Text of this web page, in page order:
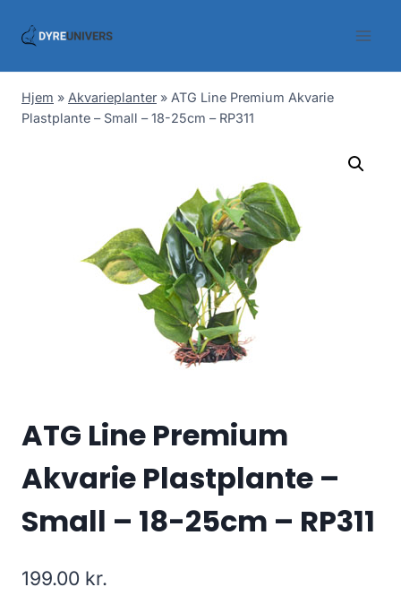
Hjem » Akvarieplanter » ATG Line Premium Akvarie
Plastplante – Small – 18-25cm – RP311
ATG Line Premium
Akvarie Plastplante –
Small – 18-25cm – RP311
199.00 kr.